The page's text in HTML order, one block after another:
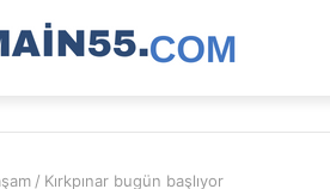
/ Kırkpınar bugün başlıyor